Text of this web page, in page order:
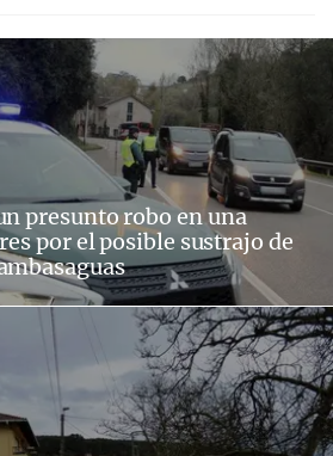
presunto robo en una
por el posible sustrajo de